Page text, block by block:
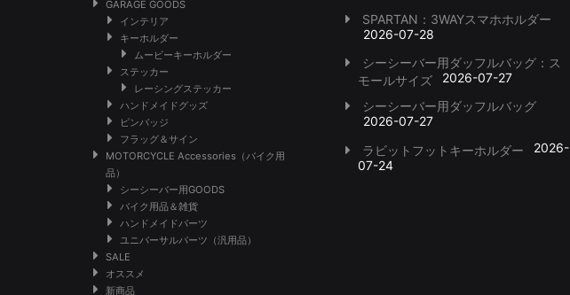
GARAGE GOODS
インテリア
キーホルダー
ムービーキーホルダー
ステッカー
レーシングステッカー
ハンドメイドグッズ
ピンバッジ
フラッグ＆サイン
MOTORCYCLE Accessories（バイク用
品）
シーシーバー用GOODS
バイク用品＆雑貨
ハンドメイドパーツ
ユニバーサルパーツ（汎用品）
SALE
オススメ
新商品
SPARTAN：3WAYスマホホルダー
2026-07-28
シーシーバー用ダッフルバッグ：ス
モールサイズ
2026-07-27
シーシーバー用ダッフルバッグ
2026-07-27
ラビットフットキーホルダー
2026-
07-24